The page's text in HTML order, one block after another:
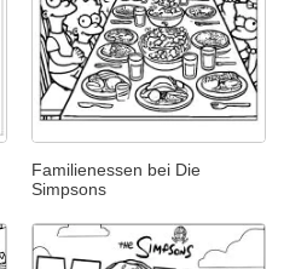
Familienessen bei Die
Simpsons